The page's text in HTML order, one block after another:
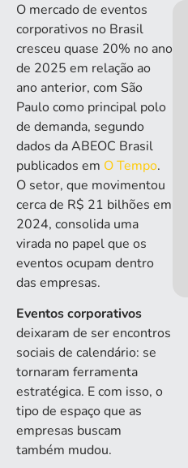
O mercado de eventos
corporativos no Brasil
cresceu quase 20% no ano
de 2025 em relação ao
ano anterior, com São
Paulo como principal polo
de demanda, segundo
dados da ABEOC Brasil
publicados em O Tempo.
O setor, que movimentou
cerca de R$ 21 bilhões em
2024, consolida uma
virada no papel que os
eventos ocupam dentro
das empresas.
Eventos corporativos
deixaram de ser encontros
sociais de calendário: se
tornaram ferramenta
estratégica. E com isso, o
tipo de espaço que as
empresas buscam
também mudou.